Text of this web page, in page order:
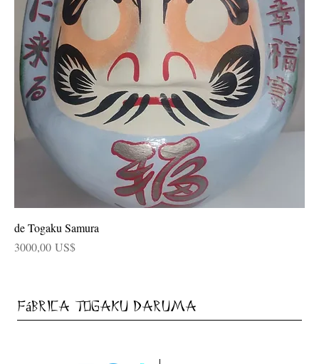
de Togaku Samura
Precio
3000,00 US$
Fábrica Togaku Daruma